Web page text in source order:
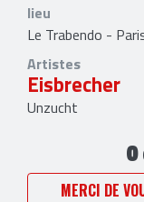
lieu
Le Trabendo -
Artistes
Eisbrecher
Unzucht
MERCI DE